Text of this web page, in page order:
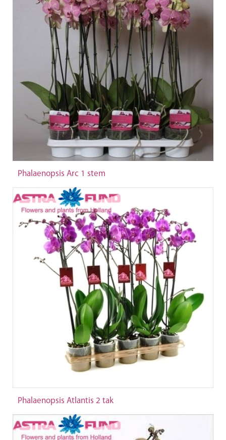
Phalaenopsis Arc 1 stem
Phalaenopsis Atlantis 2 tak